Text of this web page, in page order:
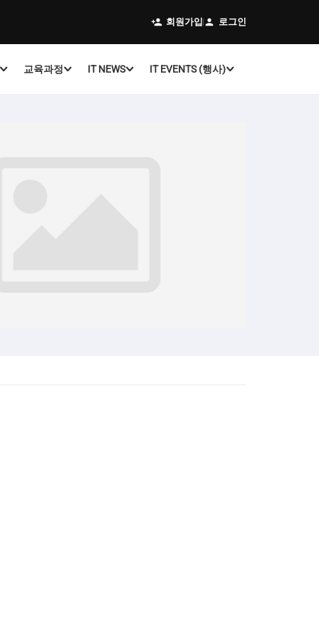
회원가입 로그인
교육과정 IT NEWS IT EVENTS (행사)